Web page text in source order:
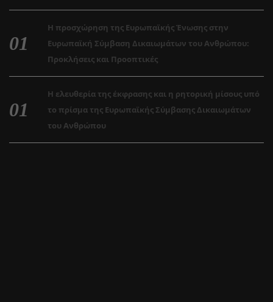
Η προσχώρηση της Ευρωπαϊκής Ένωσης στην
Ευρωπαϊκή Σύμβαση Δικαιωμάτων του Ανθρώπου:
Προκλήσεις και Προοπτικές
Η ελευθερία της έκφρασης και η ρητορική μίσους υπό
το πρίσμα της Ευρωπαϊκής Σύμβασης Δικαιωμάτων
του Ανθρώπου